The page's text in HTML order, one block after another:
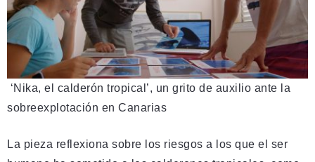
‘Nika, el calderón tropical’, un grito de auxilio ante la
sobreexplotación en Canarias
La pieza reflexiona sobre los riesgos a los que el ser